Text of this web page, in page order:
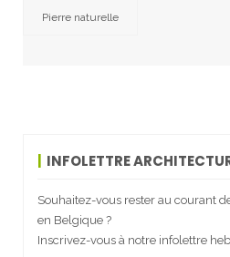
Pierre naturelle
INFOLETTRE
Souhaitez-vous rester au courant
en Belgique ?
Inscrivez-vous à notre infolettre